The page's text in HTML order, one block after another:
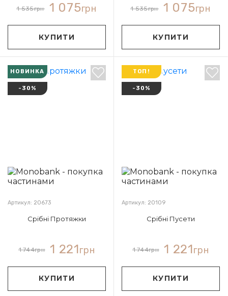
1 535грн 1 075грн
КУПИТИ
1 535грн 1 075грн
КУПИТИ
НОВИНКА
-30%
Артикул: 20673
Срібні Протяжки
1 744грн 1 221грн
КУПИТИ
ТОП!
-30%
Артикул: 20109
Срібні Пусети
1 744грн 1 221грн
КУПИТИ